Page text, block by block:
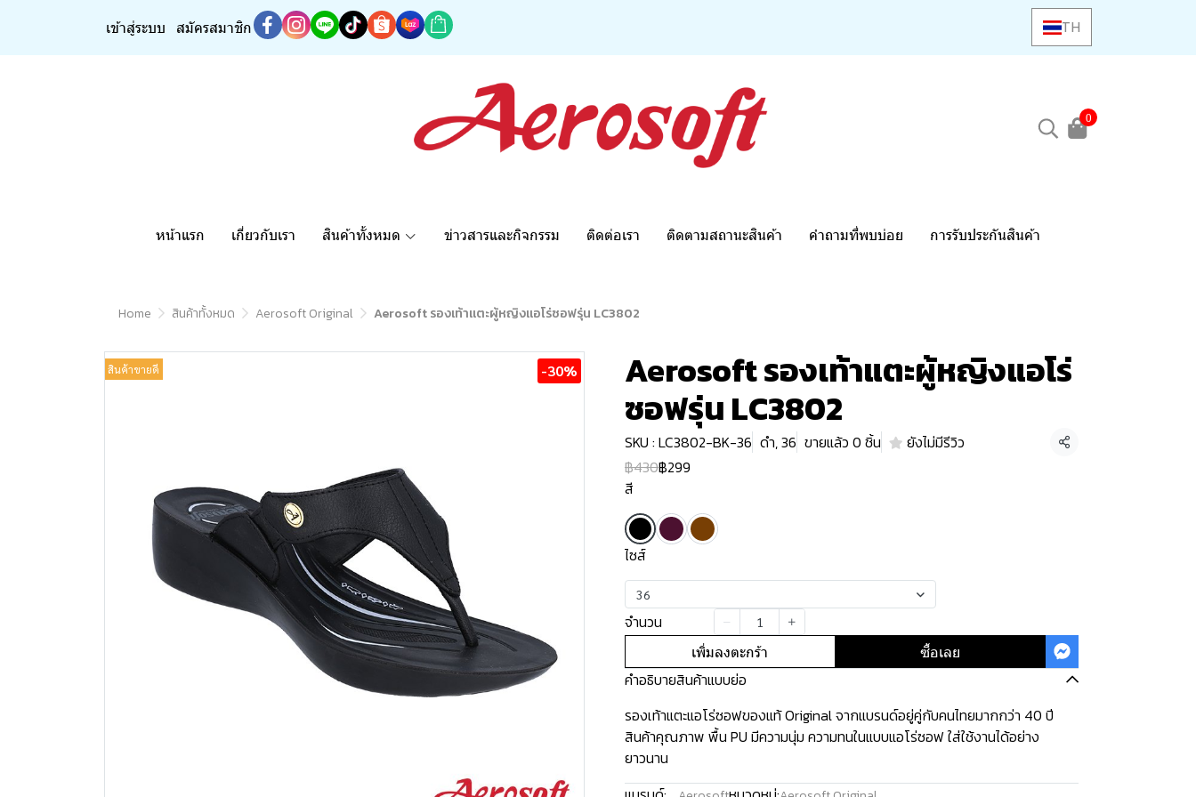
เข้าสู่ระบบ สมัครสมาชิก TH
0
หน้าแรก เกี่ยวกับเรา สินค้าทั้งหมด ข่าวสารและกิจกรรม ติดต่อเรา ติดตามสถานะสินค้า คำถามที่พบบ่อย การรับประกันสินค้า
Home สินค้าทั้งหมด Aerosoft Original Aerosoft รองเท้าแตะผู้หญิงแอโร่ซอฟรุ่น LC3802
สินค้าขายดี -30% Aerosoft รองเท้าแตะผู้หญิงแอโร่
ซอฟรุ่น LC3802
SKU : LC3802-BK-36 ดำ, 36 ขายแล้ว 0 ชิ้น ยังไม่มีรีวิว แชร์
฿430฿299
สี
ไซส์
36
จำนวน
เพิ่มลงตะกร้า ซื้อเลย
คำอธิบายสินค้าแบบย่อ
รองเท้าแตะแอโร่ซอฟของแท้ Original จากแบรนด์อยู่คู่กับคนไทยมากกว่า 40 ปี
สินค้าคุณภาพ พื้น PU มีความนุ่ม ความทนในแบบแอโร่ซอฟ ใส่ใช้งานได้อย่าง
ยาวนาน